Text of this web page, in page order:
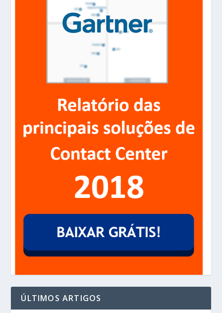
ÚLTIMOS ARTIGOS